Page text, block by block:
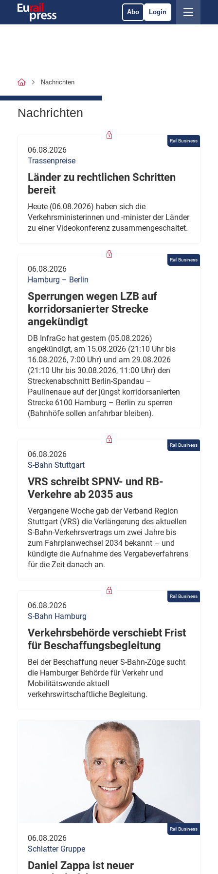
Abo Login
Nachrichten
Nachrichten
Rail Business
06.08.2026
Trassenpreise
Länder zu rechtlichen Schritten
bereit
Heute (06.08.2026) haben sich die
Verkehrsministerinnen und -minister der Länder
zu einer Videokonferenz zusammengeschaltet.
Rail Business
06.08.2026
Hamburg – Berlin
Sperrungen wegen LZB auf
korridorsanierter Strecke
angekündigt
DB InfraGo hat gestern (05.08.2026)
angekündigt, am 15.08.2026 (21:10 Uhr bis
16.08.2026, 7:00 Uhr) und am 29.08.2026
(21:10 Uhr bis 30.08.2026, 11:00 Uhr) den
Streckenabschnitt Berlin-Spandau –
Paulinenaue auf der jüngst korridorsanierten
Strecke 6100 Hamburg – Berlin zu sperren
(Bahnhöfe sollen anfahrbar bleiben).
Rail Business
06.08.2026
S-Bahn Stuttgart
VRS schreibt SPNV- und RB-
Verkehre ab 2035 aus
Vergangene Woche gab der Verband Region
Stuttgart (VRS) die Verlängerung des aktuellen
S-Bahn-Verkehrsvertrags um zwei Jahre bis
zum Fahrplanwechsel 2034 bekannt – und
kündigte die Aufnahme des Vergabeverfahrens
für die Zeit danach an.
Rail Business
06.08.2026
S-Bahn Hamburg
Verkehrsbehörde verschiebt Frist
für Beschaffungsbegleitung
Bei der Beschaffung neuer S-Bahn-Züge sucht
die Hamburger Behörde für Verkehr und
Mobilitätswende aktuell
verkehrswirtschaftliche Begleitung.
Rail Business
06.08.2026
Schlatter Gruppe
Daniel Zappa ist neuer